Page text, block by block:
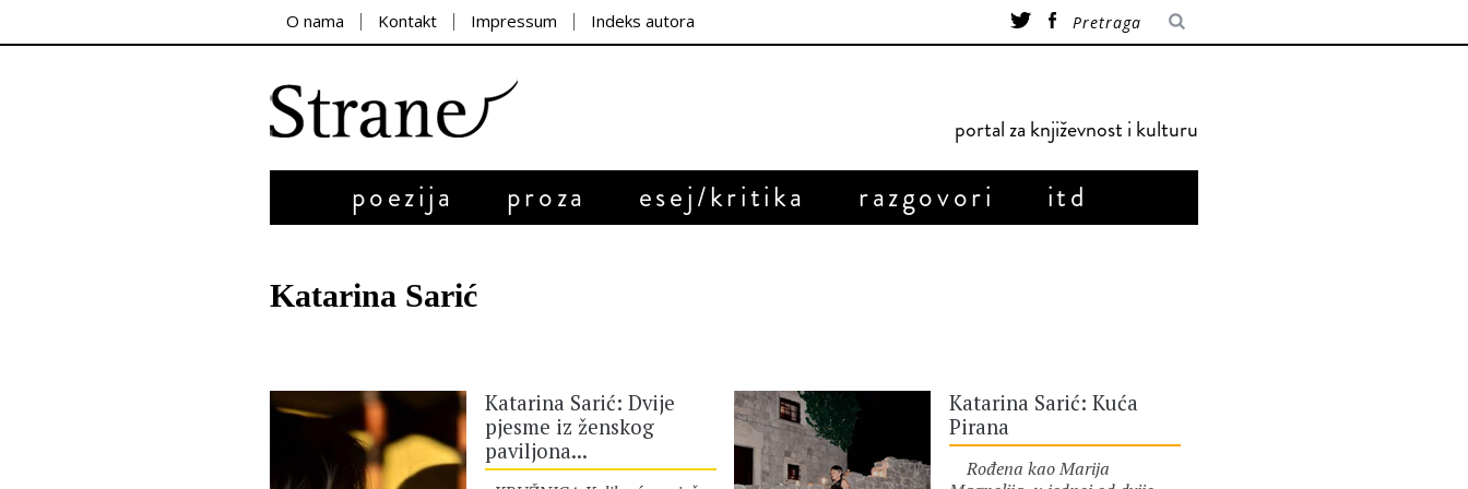
O nama Kontakt Impressum Indeks autora
portal za književnost i kulturu
poezija proza esej/kritika razgovori itd
Katarina Sarić
Katarina Sarić: Dvije
pjesme iz ženskog
paviljona...
Katarina Sarić: Kuća
Pirana
Rođena kao Marija